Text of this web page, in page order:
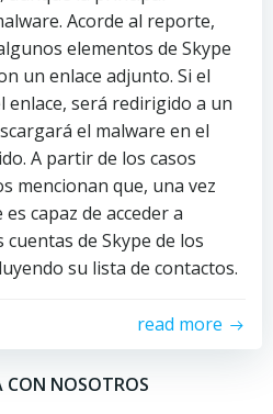
Acorde al reporte,
elementos de Skype
un enlace adjunto. Si el
será redirigido a un
el malware en el
A partir de los casos
mencionan que, una vez
capaz de acceder a
de Skype de los
su lista de contactos.
read more
CON NOSOTROS